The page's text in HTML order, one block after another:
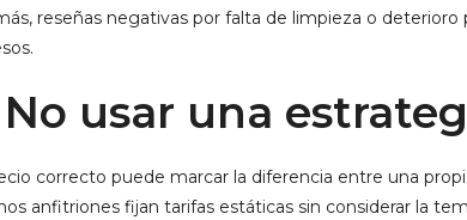
reseñas negativas por falta de limpieza o
No usar una
correcto puede marcar la diferencia entre una
anfitriones fijan tarifas estáticas sin considerar la